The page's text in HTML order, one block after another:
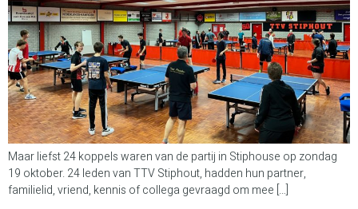
Maar liefst 24 koppels waren van de partij in Stiphouse op zondag
19 oktober. 24 leden van TTV Stiphout, hadden hun partner,
familielid, vriend, kennis of collega gevraagd om mee […]